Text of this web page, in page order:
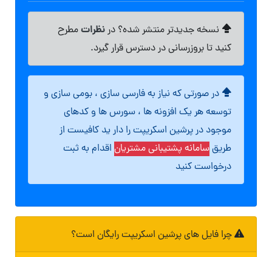
نسخه جدیدتر منتشر شده؟ درنظراتمطرح
کنید تا بروزرسانی در دسترس قرار گیرد.
در صورتی که نیاز به فارسی سازی ، بومی سازی و
توسعه هر یک افزونه ها ، سورس ها و کدهای
موجود در پرشین اسکریپت را دار ید کافیست از
طریقسامانه پشتیبانی مشتریان اقدام به ثبت
درخواست کنید
چرا فایل های پرشین اسکریپت رایگان است؟